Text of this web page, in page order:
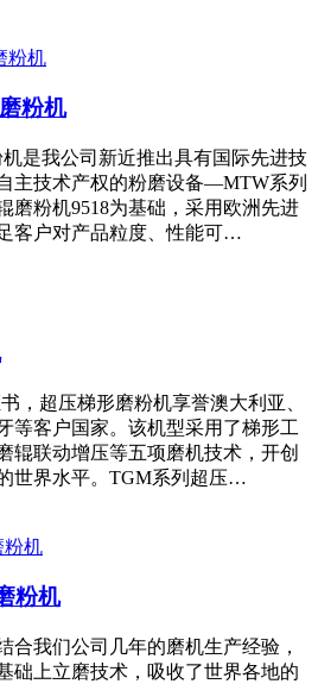
粉机
是我公司新近推出具有国际先进技
主技术产权的粉磨设备—MTW系列
磨粉机9518为基础，采用欧洲先进
客户对产品粒度、性能可…
，超压梯形磨粉机享誉澳大利亚、
等客户国家。该机型采用了梯形工
辊联动增压等五项磨机技术，开创
世界水平。TGM系列超压…
粉机
合我们公司几年的磨机生产经验，
础上立磨技术，吸收了世界各地的